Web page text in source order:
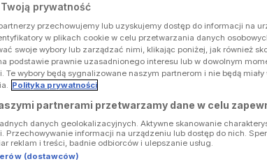
Twoją prywatność
przechowujemy lub uzyskujemy dostęp do informacji na
w plikach cookie w celu przetwarzania danych
swoje wybory lub zarządzać nimi, klikając poniżej, jak również
podstawie prawnie uzasadnionego interesu lub w dowolnym
Te wybory będą sygnalizowane naszym partnerom i nie będą miały
Polityka prywatności
partnerami przetwarzamy dane w celu
danych geolokalizacyjnych. Aktywne skanowanie
Przechowywanie informacji na urządzeniu lub dostęp do nich.
reklam i treści, badnie odbiorców i ulepszanie usług.
(dostawców)